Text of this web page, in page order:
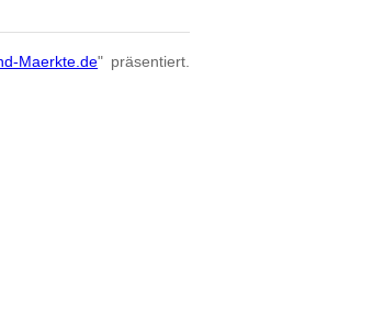
Maerkte.de" präsentiert.